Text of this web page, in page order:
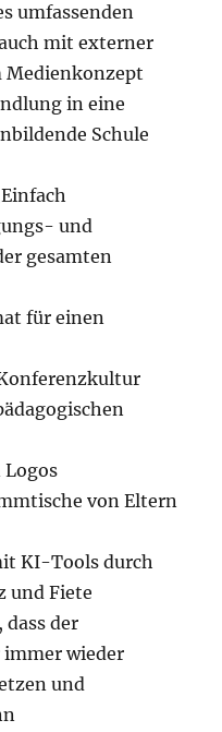
umfassenden
mit externer
Medienkonzept
in eine
Schule
und
gesamten
für einen
Logos
von Eltern
KI-Tools durch
und Fiete
der
wieder
und